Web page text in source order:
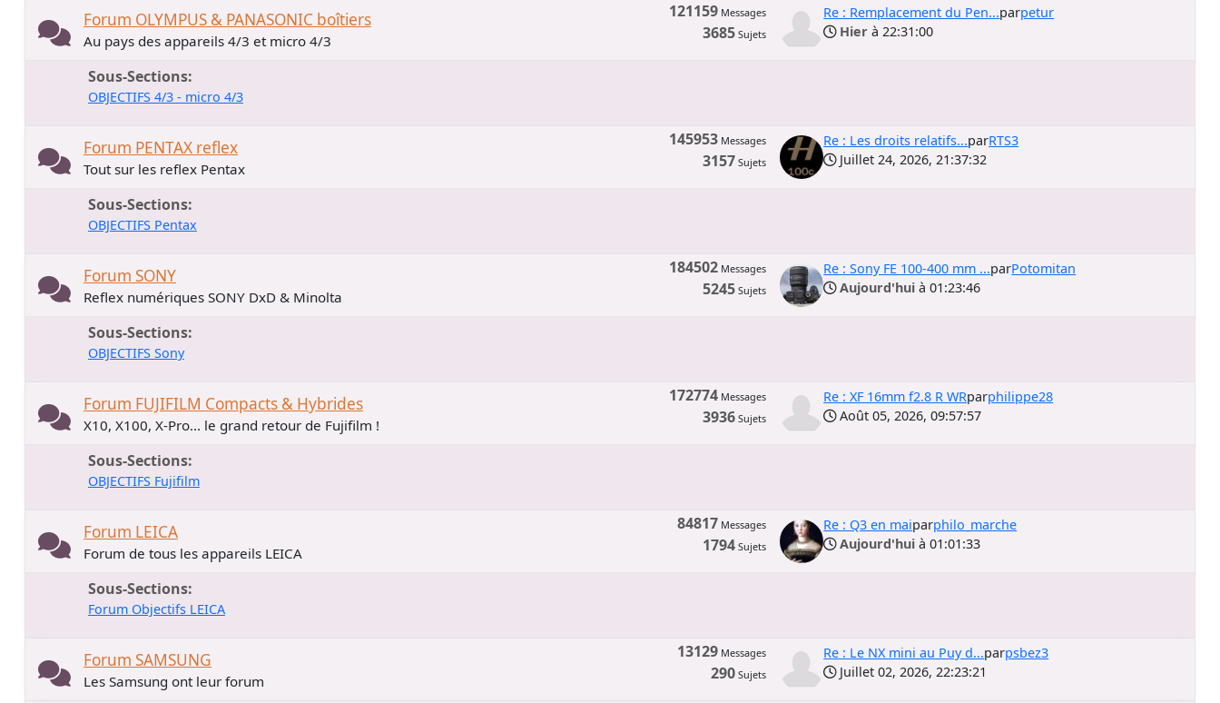
Forum OLYMPUS & PANASONIC boîtiers
Au pays des appareils 4/3 et micro 4/3
121159 Messages
3685 Sujets
Re : Remplacement du Pen...parpetur
Hier à 22:31:00
Sous-Sections
OBJECTIFS 4/3 - micro 4/3
Forum PENTAX reflex
Tout sur les reflex Pentax
145953 Messages
3157 Sujets
Re : Les droits relatifs...parRTS3
Juillet 24, 2026, 21:37:32
Sous-Sections
OBJECTIFS Pentax
Forum SONY
Reflex numériques SONY DxD & Minolta
184502 Messages
5245 Sujets
Re : Sony FE 100-400 mm ...parPotomitan
Aujourd'hui à 01:23:46
Sous-Sections
OBJECTIFS Sony
Forum FUJIFILM Compacts & Hybrides
X10, X100, X-Pro... le grand retour de Fujifilm !
172774 Messages
3936 Sujets
Re : XF 16mm f2.8 R WRparphilippe28
Août 05, 2026, 09:57:57
Sous-Sections
OBJECTIFS Fujifilm
Forum LEICA
Forum de tous les appareils LEICA
84817 Messages
1794 Sujets
Re : Q3 en maiparphilo_marche
Aujourd'hui à 01:01:33
Sous-Sections
Forum Objectifs LEICA
Forum SAMSUNG
Les Samsung ont leur forum
13129 Messages
290 Sujets
Re : Le NX mini au Puy d...parpsbez3
Juillet 02, 2026, 22:23:21